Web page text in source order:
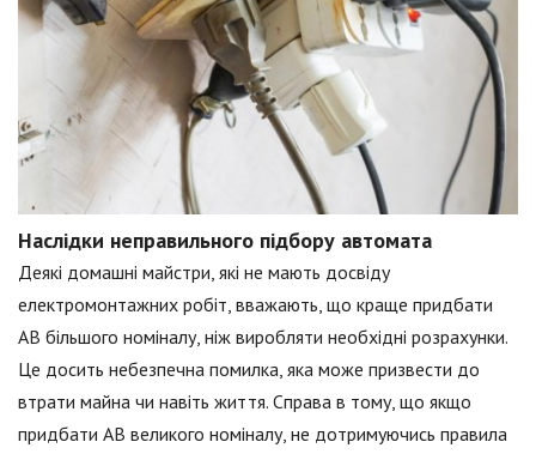
Наслідки неправильного підбору автомата
Деякі домашні майстри, які не мають досвіду
електромонтажних робіт, вважають, що краще придбати
АВ більшого номіналу, ніж виробляти необхідні розрахунки.
Це досить небезпечна помилка, яка може призвести до
втрати майна чи навіть життя. Справа в тому, що якщо
придбати АВ великого номіналу, не дотримуючись правила